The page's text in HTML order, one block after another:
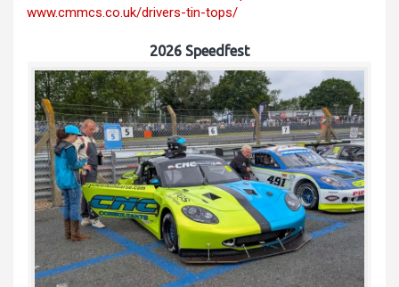
www.cmmcs.co.uk/drivers-tin-tops/
2026 Speedfest